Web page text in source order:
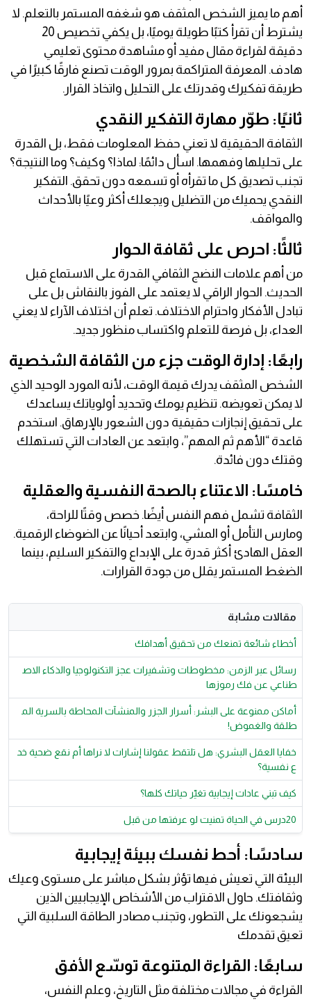
أهم ما يميز الشخص المثقف هو شغفه المستمر بالتعلم. لا
يشترط أن تقرأ كتبًا طويلة يوميًا، بل يكفي تخصيص 20
دقيقة لقراءة مقال مفيد أو مشاهدة محتوى تعليمي
هادف. المعرفة المتراكمة بمرور الوقت تصنع فارقًا كبيرًا في
طريقة تفكيرك وقدرتك على التحليل واتخاذ القرار.
ثانيًا: طوّر مهارة التفكير النقدي
الثقافة الحقيقية لا تعني حفظ المعلومات فقط، بل القدرة
على تحليلها وفهمها. اسأل دائمًا: لماذا؟ وكيف؟ وما النتيجة؟
تجنب تصديق كل ما تقرأه أو تسمعه دون تحقق. التفكير
النقدي يحميك من التضليل ويجعلك أكثر وعيًا بالأحداث
والمواقف.
ثالثًا: احرص على ثقافة الحوار
من أهم علامات النضج الثقافي القدرة على الاستماع قبل
الحديث. الحوار الراقي لا يعتمد على الفوز بالنقاش بل على
تبادل الأفكار واحترام الاختلاف. تعلم أن اختلاف الآراء لا يعني
العداء، بل فرصة للتعلم واكتساب منظور جديد.
رابعًا: إدارة الوقت جزء من الثقافة الشخصية
الشخص المثقف يدرك قيمة الوقت، لأنه المورد الوحيد الذي
لا يمكن تعويضه. تنظيم يومك وتحديد أولوياتك يساعدك
على تحقيق إنجازات حقيقية دون الشعور بالإرهاق. استخدم
قاعدة “الأهم ثم المهم”، وابتعد عن العادات التي تستهلك
وقتك دون فائدة.
خامسًا: الاعتناء بالصحة النفسية والعقلية
الثقافة تشمل فهم النفس أيضًا. خصص وقتًا للراحة،
ومارس التأمل أو المشي، وابتعد أحيانًا عن الضوضاء الرقمية.
العقل الهادئ أكثر قدرة على الإبداع والتفكير السليم، بينما
الضغط المستمر يقلل من جودة القرارات.
مقالات مشابة
أخطاء شائعة تمنعك من تحقيق أهدافك
رسائل عبر الزمن: مخطوطات وتشفيرات عجز التكنولوجيا والذكاء الاص
طناعي عن فك رموزها
أماكن ممنوعة على البشر: أسرار الجزر والمنشآت المحاطة بالسرية الم
طلقة والغموض!
خفايا العقل البشري: هل تلتقط عقولنا إشارات لا نراها أم نقع ضحية خد
ع نفسية؟
كيف تبني عادات إيجابية تغيّر حياتك كلها؟
20درس في الحياة تمنيت لو عرفتها من قبل
سادسًا: أحط نفسك ببيئة إيجابية
البيئة التي تعيش فيها تؤثر بشكل مباشر على مستوى وعيك
وثقافتك. حاول الاقتراب من الأشخاص الإيجابيين الذين
يشجعونك على التطور، وتجنب مصادر الطاقة السلبية التي
تعيق تقدمك
سابعًا: القراءة المتنوعة توسّع الأفق
القراءة في مجالات مختلفة مثل التاريخ، وعلم النفس،